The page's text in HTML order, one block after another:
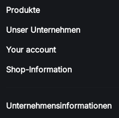
Produkte
Unser Unternehmen
Your account
Shop-Information
Unternehmensinformationen